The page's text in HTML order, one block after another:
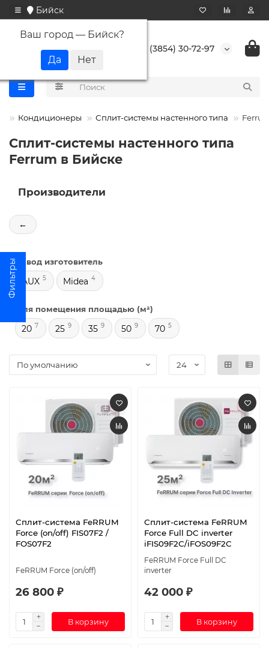
Бийск
Ваш город — Бийск?
+7 (3854) 30-72-97
Кондиционеры Сплит-системы настенного типа
Сплит-системы настенного типа
Ferrum в Бийске
Производители
←
Завод изготовитель
AUX 5 Midea 4
Для помещения площадью (м²)
20 7 25 9 35 9 50 9 70 5
Сплит-система FeRRUM
Force (on/off) FIS07F2 /
FOS07F2
FeRRUM Force (on/off)
26 800 ₽
В корзину
Сплит-система FeRRUM
Force Full DC inverter
iFIS09F2С/iFOS09F2С
FeRRUM Force Full DC
inverter
42 000 ₽
В корзину